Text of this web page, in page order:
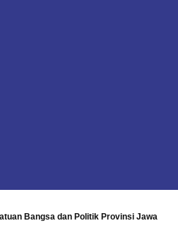
Bangsa dan Politik Provinsi Jawa